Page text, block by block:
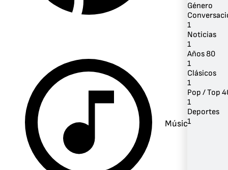
Música
Género
1
Noticias
1
Años 80
1
Clásicos
1
Pop / Top
1
Deportes
1